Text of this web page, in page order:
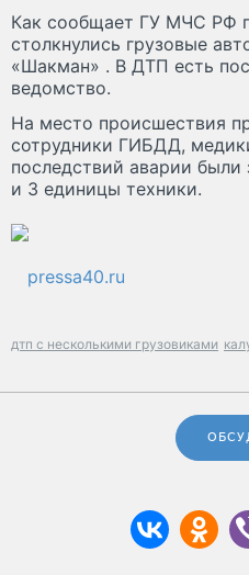
Как сообщает ГУ МЧС РФ
столкнулись грузовые
«Шакман» . В ДТП есть
ведомство.
На место происшествия
сотрудники ГИБДД,
последствий аварии были
и 3 единицы техники.
pressa40.ru
дтп с несколькими грузовиками